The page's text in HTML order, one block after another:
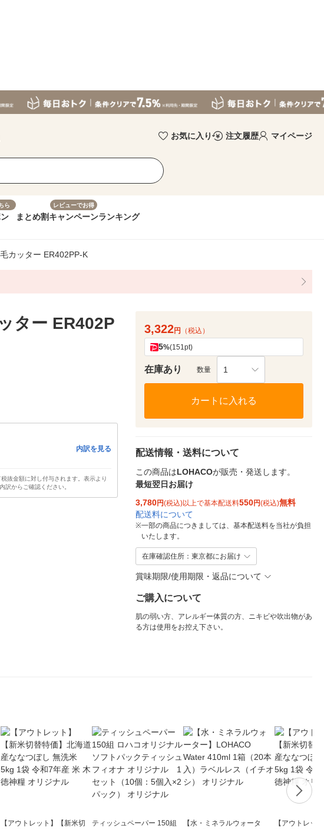
お気に入り 注文履歴 マイページ
ら
まとめ割
レビューでお得
キャンペーンランキング
カッター ER402PP-K
ター ER402P
内訳を見る
抜金額に対し付与されます。表示より
訳からご確認ください。
3,322円 （税込）
5%(151pt)
在庫あり 数量 1
カートに入れる
配送情報・送料について
この商品はLOHACOが販売・発送します。
最短翌日お届け
3,780円(税込)以上で基本配送料550円(税込)無料
配送料について
※一部の商品につきましては、基本配送料を当社が負担
いたします。
在庫確認住所：東京都にお届け
賞味期限/使用期限・返品について
ご購入について
肌の弱い方、アレルギー体質の方、ニキビや吹出物があ
る方は使用をお控え下さい。
【アウトレット】【新米切
ティッシュペーパー 150組
【水・ミネラルウォータ
【アウトレッ